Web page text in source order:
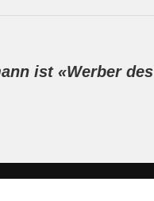
ist «Werber des